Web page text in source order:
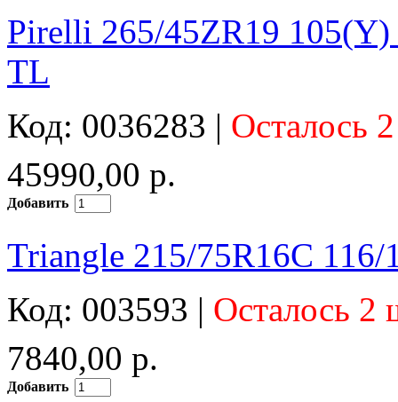
Pirelli 265/45ZR19
TL
Код: 0036283 | Осталось
45990,00 р.
Добавить
Triangle 215/75R16C
Код: 003593 | Осталось 2
7840,00 р.
Добавить